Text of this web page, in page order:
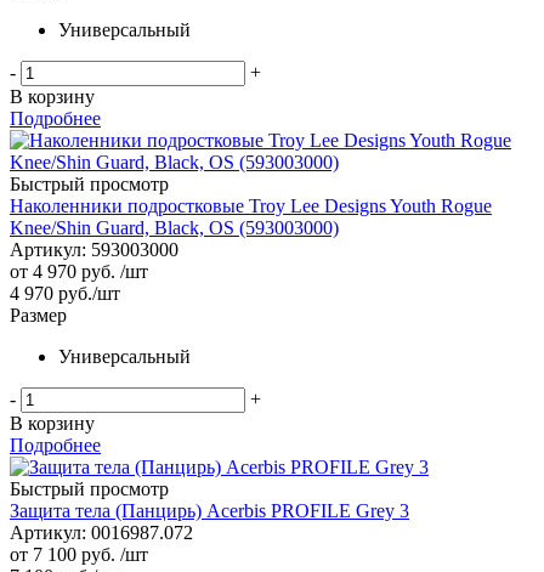
Универсальный
-
+
В корзину
Подробнее
Быстрый просмотр
Наколенники подростковые Troy Lee Designs Youth Rogue
Knee/Shin Guard, Black, OS (593003000)
Артикул: 593003000
от 4 970 руб. /шт
4 970 руб./шт
Размер
Универсальный
-
+
В корзину
Подробнее
Быстрый просмотр
Защита тела (Панцирь) Acerbis PROFILE Grey 3
Артикул: 0016987.072
от 7 100 руб. /шт